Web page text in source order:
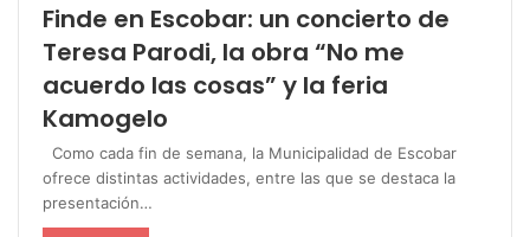
Finde en Escobar: un concierto de
Teresa Parodi, la obra “No me
acuerdo las cosas” y la feria
Kamogelo
Como cada fin de semana, la Municipalidad de Escobar
ofrece distintas actividades, entre las que se destaca la
presentación…